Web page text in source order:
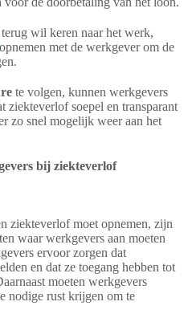
wil keren naar het werk,
opnemen met de werkgever om de
te volgen, kunnen werkgevers
ziekteverlof soepel en transparant
zo snel mogelijk weer aan het
bij ziekteverlof
ziekteverlof moet opnemen, zijn
waar werkgevers aan moeten
ervoor zorgen dat
en dat ze toegang hebben tot
moeten werkgevers
nodige rust krijgen om te